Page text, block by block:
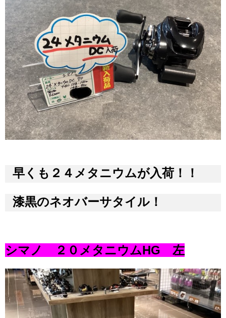
早くも２４メタニウムが入荷！！
漆黒のネオバーサタイル！
シマノ ２０メタニウムHG 左